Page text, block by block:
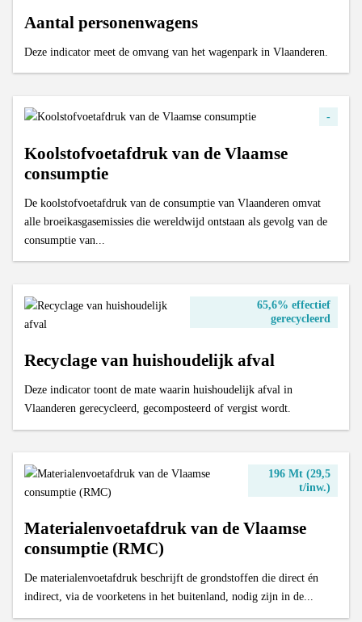
Aantal personenwagens
Deze indicator meet de omvang van het wagenpark in Vlaanderen.
-
Koolstofvoetafdruk van de Vlaamse
consumptie
De koolstofvoetafdruk van de consumptie van Vlaanderen omvat
alle broeikasgasemissies die wereldwijd ontstaan als gevolg van de
consumptie van...
65,6% effectief
gerecycleerd
Recyclage van huishoudelijk afval
Deze indicator toont de mate waarin huishoudelijk afval in
Vlaanderen gerecycleerd, gecomposteerd of vergist wordt.
196 Mt (29,5
t/inw.)
Materialenvoetafdruk van de Vlaamse
consumptie (RMC)
De materialenvoetafdruk beschrijft de grondstoffen die direct én
indirect, via de voorketens in het buitenland, nodig zijn in de...